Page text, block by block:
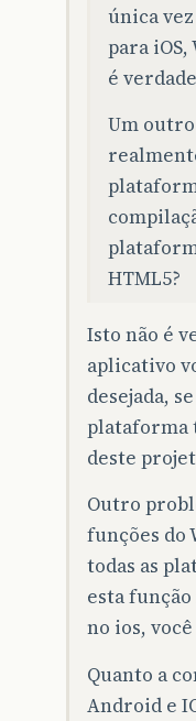
única
para
é
Um
HTML5?
Isto não é
aplicativo
desejada,
plataforma
deste
Outro
funções do
todas as
esta
no ios,
Quanto a
Android e